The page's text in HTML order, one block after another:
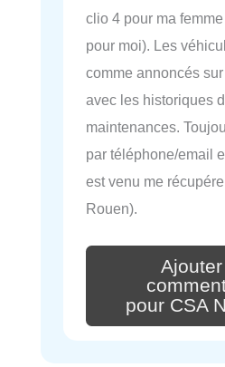
clio 4 pour ma
pour moi). Les
comme annoncés
avec les historiques
maintenances.
par téléphone/email
est venu me
Rouen).
pour CSA